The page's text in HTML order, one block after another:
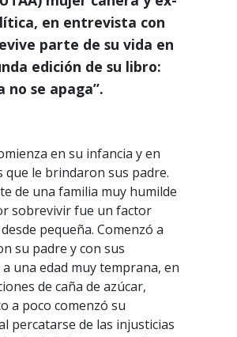
en entrevista con
parte de su vida en
edición de su libro:
no se apaga”.
en su infancia y en
que le brindaron sus padre.
de una familia muy humilde
sobrevivir fue un factor
pequeña. Comenzó a
su padre y con sus
una edad muy temprana, en
de caña de azúcar,
a poco comenzó su
percatarse de las injusticias